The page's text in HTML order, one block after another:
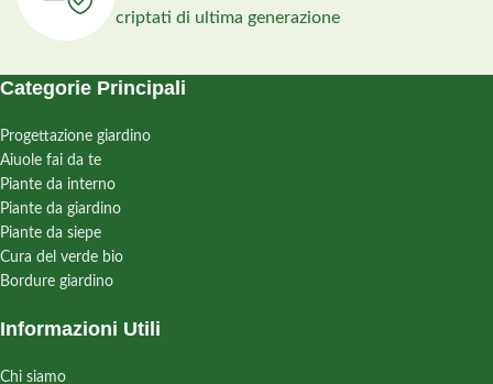
criptati di ultima generazione
Categorie Principali
Progettazione giardino
Aiuole fai da te
Piante da interno
Piante da giardino
Piante da siepe
Cura del verde bio
Bordure giardino
Informazioni Utili
Chi siamo